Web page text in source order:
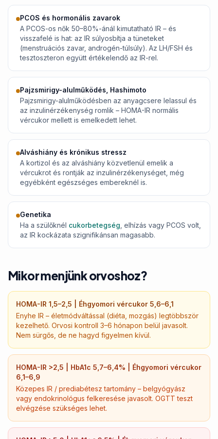
PCOS és hormonális zavarok
A PCOS-os nők 50–80%-ánál kimutatható IR – és
visszafelé is hat: az IR súlyosbítja a tüneteket
(menstruációs zavar, androgén-túlsúly). Az LH/FSH és
tesztoszteron együtt értékelendő az IR-rel.
Pajzsmirigy-alulműködés, Hashimoto
Pajzsmirigy-alulműködésben az anyagcsere lelassul és
az inzulinérzékenység romlik – HOMA-IR normális
vércukor mellett is emelkedett lehet.
Alváshiány és krónikus stressz
A kortizol és az alváshiány közvetlenül emelik a
vércukrot és rontják az inzulinérzékenységet, még
egyébként egészséges embereknél is.
Genetika
Ha a szülőknél cukorbetegség , elhízás vagy PCOS volt,
az IR kockázata szignifikánsan magasabb.
Mikor menjünk orvoshoz?
HOMA-IR 1,5–2,5 | Éhgyomori vércukor 5,6–6,1
Enyhe IR – életmódváltással (diéta, mozgás) legtöbbször
kezelhető. Orvosi kontroll 3–6 hónapon belül javasolt.
Nem sürgős, de ne hagyd figyelmen kívül.
HOMA-IR >2,5 | HbA1c 5,7–6,4% | Éhgyomori vércukor
6,1–6,9
Közepes IR / prediabétesz tartomány – belgyógyász
vagy endokrinológus felkeresése javasolt. OGTT teszt
elvégzése szükséges lehet.